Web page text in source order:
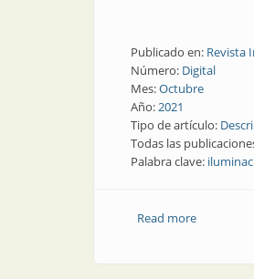
Publicado en: Revista
Número: Digital
Mes:Octubre
Año:2021
Tipo de artículo:
Todas las
Palabra clave:
Read moreabout Dos